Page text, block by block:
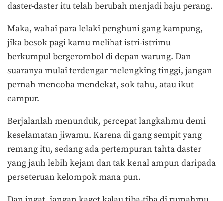
daster-daster itu telah berubah menjadi baju perang.
Maka, wahai para lelaki penghuni gang kampung,
jika besok pagi kamu melihat istri-istrimu
berkumpul bergerombol di depan warung. Dan
suaranya mulai terdengar melengking tinggi, jangan
pernah mencoba mendekat, sok tahu, atau ikut
campur.
Berjalanlah menunduk, percepat langkahmu demi
keselamatan jiwamu. Karena di gang sempit yang
remang itu, sedang ada pertempuran tahta daster
yang jauh lebih kejam dan tak kenal ampun daripada
perseteruan kelompok mana pun.